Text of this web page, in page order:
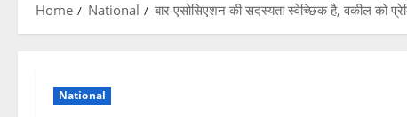
Home National बार एसोसिएशन की सदस्यता स्वेच्छिक है, वकील को
National